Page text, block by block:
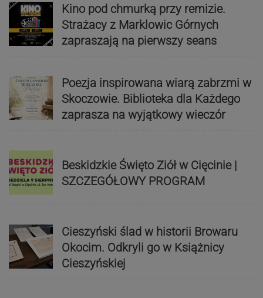
Kino pod chmurką przy remizie.
Strażacy z Marklowic Górnych
zapraszają na pierwszy seans
Poezja inspirowana wiarą zabrzmi w
Skoczowie. Biblioteka dla Każdego
zaprasza na wyjątkowy wieczór
Beskidzkie Święto Ziół w Cięcinie |
SZCZEGÓŁOWY PROGRAM
Cieszyński ślad w historii Browaru
Okocim. Odkryli go w Książnicy
Cieszyńskiej